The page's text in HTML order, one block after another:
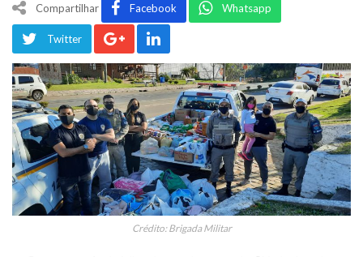
Compartilhar Facebook Whatsapp
Twitter
Crédito: Brigada Militar